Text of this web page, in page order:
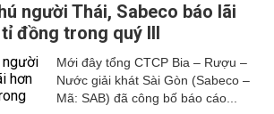
người Thái, Sabeco báo lãi
đồng trong quý III
Mới đây tổng CTCP Bia – Rượu –
Nước giải khát Sài Gòn (Sabeco –
Mã: SAB) đã công bố báo cáo...